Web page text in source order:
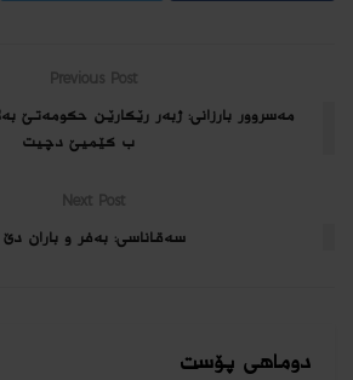
Previous Post
مه‌سروور بارزانى: ژبه‌ر رێكارێن حكومه‌تێ
ب كێمیێ دچیت
Next Post
سه‌قاناسى: به‌فر و باران دێ
دوماهی پۆست